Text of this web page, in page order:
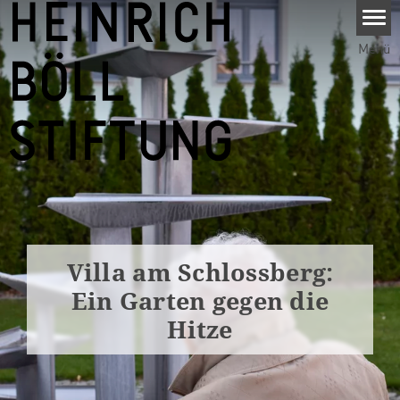
Direkt zum Inhalt
Menü
Villa am Schlossberg:
Ein Garten gegen die
Hitze